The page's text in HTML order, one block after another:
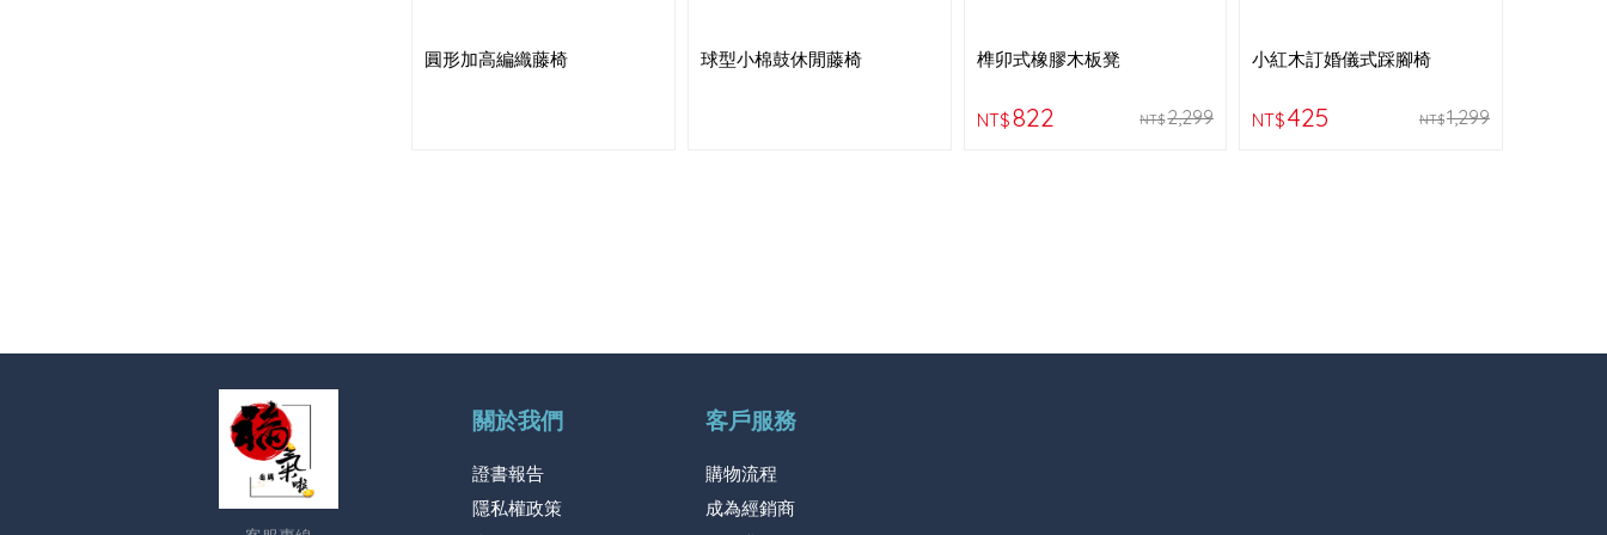
圓形加高編織藤椅 球型小棉鼓休閒藤椅 榫卯式橡膠木板凳
NT$822 NT$2,299
小紅木訂婚儀式踩腳椅
NT$425 NT$1,299
關於我們
證書報告
隱私權政策
客戶服務
購物流程
成為經銷商